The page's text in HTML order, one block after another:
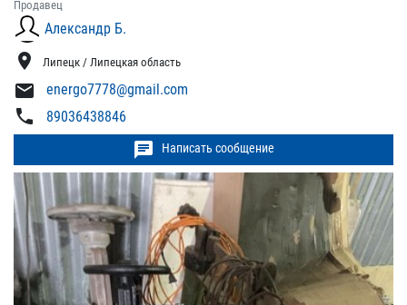
Продавец
Александр Б.
location_on Липецк / Липецкая область
mail energo7778@gmail.com
phone 89036438846
chat Написать сообщение